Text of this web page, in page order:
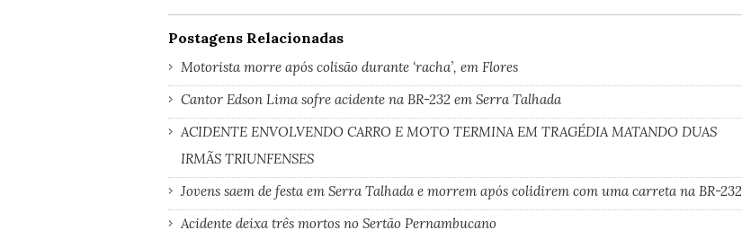
Postagens Relacionadas
Motorista morre após colisão durante ‘racha’, em Flores
Cantor Edson Lima sofre acidente na BR-232 em Serra Talhada
ACIDENTE ENVOLVENDO CARRO E MOTO TERMINA EM TRAGÉDIA MATANDO DUAS
IRMÃS TRIUNFENSES
Jovens saem de festa em Serra Talhada e morrem após colidirem com uma carreta na BR-232
Acidente deixa três mortos no Sertão Pernambucano